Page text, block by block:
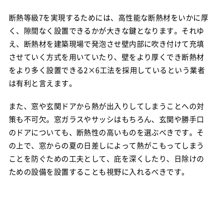
断熱等級7を実現するためには、高性能な断熱材をいかに厚
く、隙間なく設置できるかが大きな鍵となります。それゆ
え、断熱材を建築現場で発泡させ壁内部に吹き付けて充填
させていく方式を用いていたり、壁をより厚くでき断熱材
をより多く設置できる2×6工法を採用しているという業者
は有利と言えます。
また、窓や玄関ドアから熱が出入りしてしまうことへの対
策も不可欠。窓ガラスやサッシはもちろん、玄関や勝手口
のドアについても、断熱性の高いものを選ぶべきです。そ
の上で、窓からの夏の日差しによって熱がこもってしまう
ことを防ぐための工夫として、庇を深くしたり、日除けの
ための設備を設置することも視野に入れるべきです。